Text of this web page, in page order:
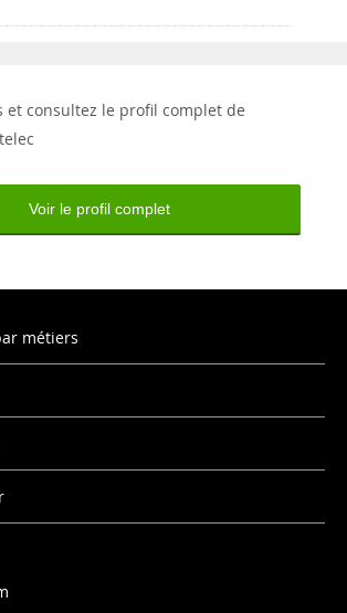
et consultez le profil complet de
Voir le profil complet
métiers